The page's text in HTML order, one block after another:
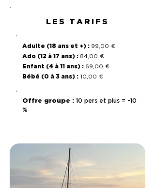
LES TARIFS
Adulte (18 ans et +) : 99,00 €
Ado (12 à 17 ans) : 84,00 €
Enfant (4 à 11 ans) : 69,00 €
Bébé (0 à 3 ans) : 10,00 €
Offre groupe : 10 pers et plus = -10
%